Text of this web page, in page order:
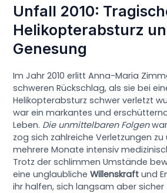
Unfall 2010:
Helikopterabsturz
Genesung
Im Jahr 2010 erlitt Anna-Maria
schweren Rückschlag, als sie bei
Helikopterabsturz schwer verletzt
war ein markantes und
Leben. Die unmittelbaren Folgen
zog sich zahlreiche Verletzungen
mehrere Monate intensiv
Trotz der schlimmen Umstände
eine unglaublicheWillenskraft und
ihr halfen, sich langsam aber sicher